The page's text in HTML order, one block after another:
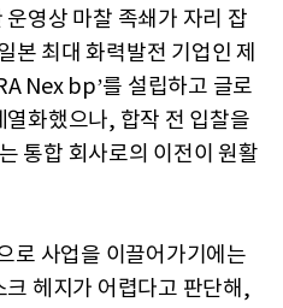
영상 마찰 족쇄가 자리 잡
본 최대 화력발전 기업인 제
Nex bp’를 설립하고 글로
화했으나, 합작 전 입찰을
통합 회사로의 이전이 원활
로 사업을 이끌어가기에는
헤지가 어렵다고 판단해,